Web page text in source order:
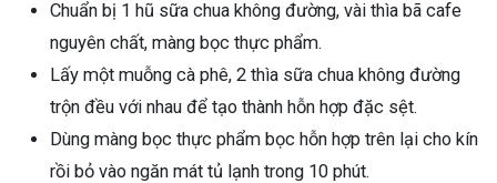
Chuẩn bị 1 hũ sữa chua không đường, vài thìa bã cafe
nguyên chất, màng bọc thực phẩm.
Lấy một muỗng cà phê, 2 thìa sữa chua không đường
trộn đều với nhau để tạo thành hỗn hợp đặc sệt.
Dùng màng bọc thực phẩm bọc hỗn hợp trên lại cho kín
rồi bỏ vào ngăn mát tủ lạnh trong 10 phút.